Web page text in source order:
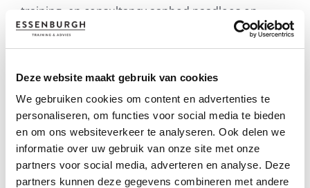
Deze website maakt gebruik van cookies
We gebruiken cookies om content en advertenties te
personaliseren, om functies voor social media te bieden
en om ons websiteverkeer te analyseren. Ook delen we
informatie over uw gebruik van onze site met onze
partners voor social media, adverteren en analyse. Deze
partners kunnen deze gegevens combineren met andere
training- en consultancy aanbod naadloos op
elkaar te laten aansluiten. Van het plannen en
organiseren van de trainingen, contact met
de inhoud van de training. Mijn rol is veelzijdig en
dat maakt mijn werk uitdagend!
Nieuwsgierige geest